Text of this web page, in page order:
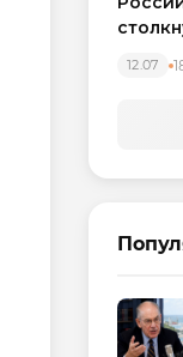
12.07